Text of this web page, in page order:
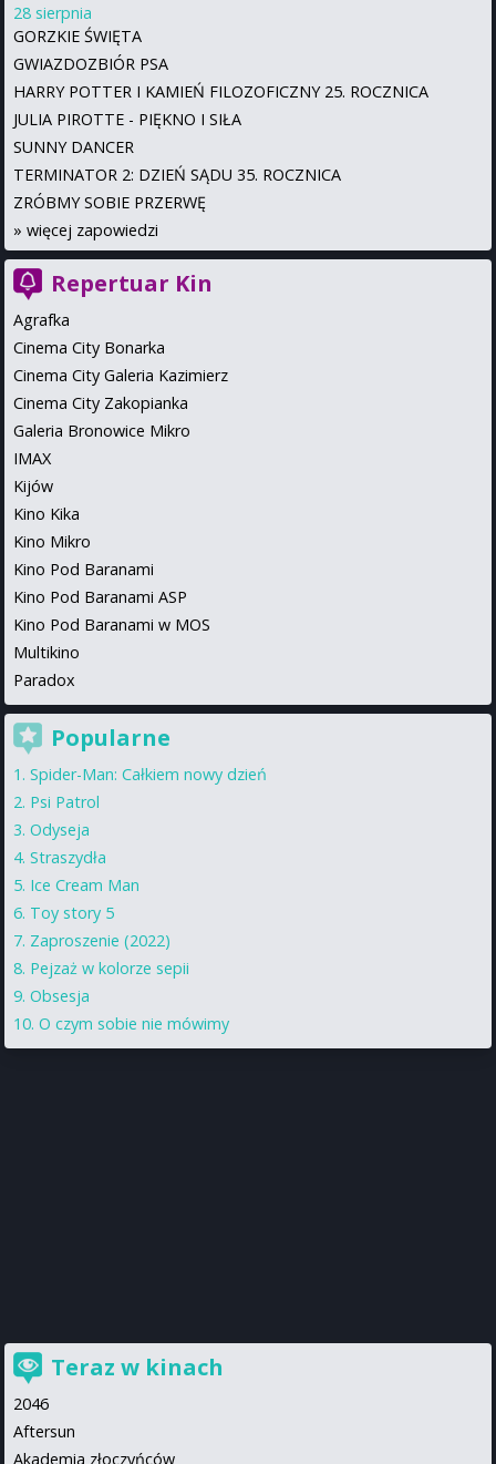
28 sierpnia
GORZKIE ŚWIĘTA
GWIAZDOZBIÓR PSA
HARRY POTTER I KAMIEŃ FILOZOFICZNY 25. ROCZNICA
JULIA PIROTTE - PIĘKNO I SIŁA
SUNNY DANCER
TERMINATOR 2: DZIEŃ SĄDU 35. ROCZNICA
ZRÓBMY SOBIE PRZERWĘ
» więcej zapowiedzi
Repertuar Kin
Agrafka
Cinema City Bonarka
Cinema City Galeria Kazimierz
Cinema City Zakopianka
Galeria Bronowice Mikro
IMAX
Kijów
Kino Kika
Kino Mikro
Kino Pod Baranami
Kino Pod Baranami ASP
Kino Pod Baranami w MOS
Multikino
Paradox
Popularne
Spider-Man: Całkiem nowy dzień
Psi Patrol
Odyseja
Straszydła
Ice Cream Man
Toy story 5
Zaproszenie (2022)
Pejzaż w kolorze sepii
Obsesja
O czym sobie nie mówimy
Teraz w kinach
2046
Aftersun
Akademia złoczyńców